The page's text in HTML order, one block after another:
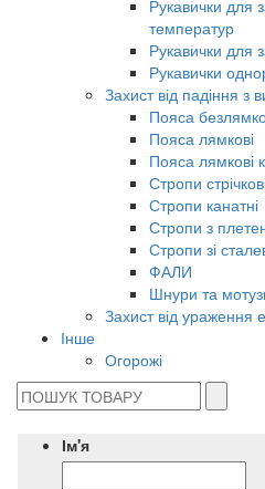
Рукавички для
температур
Рукавички для
Рукавички
Захист від падіння з
Пояса
Пояса лямкові
Пояса лямкові
Стропи
Стропи канатні
Стропи з
Стропи зі
ФАЛИ
Шнури та
Захист від ураження
Інше
Огорожі
Ім'я